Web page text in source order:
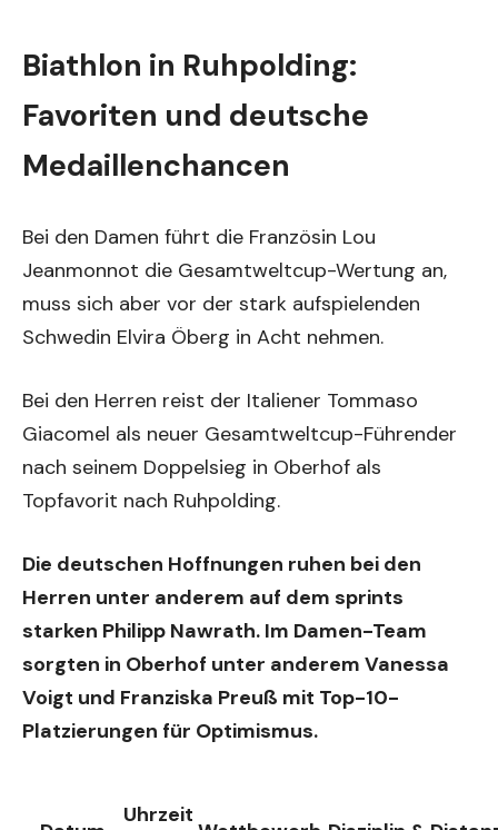
Biathlon in Ruhpolding:
Favoriten und deutsche
Medaillenchancen
Bei den Damen führt die Französin Lou
Jeanmonnot die Gesamtweltcup-Wertung an,
muss sich aber vor der stark aufspielenden
Schwedin Elvira Öberg in Acht nehmen.
Bei den Herren reist der Italiener Tommaso
Giacomel als neuer Gesamtweltcup-Führender
nach seinem Doppelsieg in Oberhof als
Topfavorit nach Ruhpolding.
Die deutschen Hoffnungen ruhen bei den
Herren unter anderem auf dem sprints
starken Philipp Nawrath. Im Damen-Team
sorgten in Oberhof unter anderem Vanessa
Voigt und Franziska Preuß mit Top-10-
Platzierungen für Optimismus.
Uhrzeit